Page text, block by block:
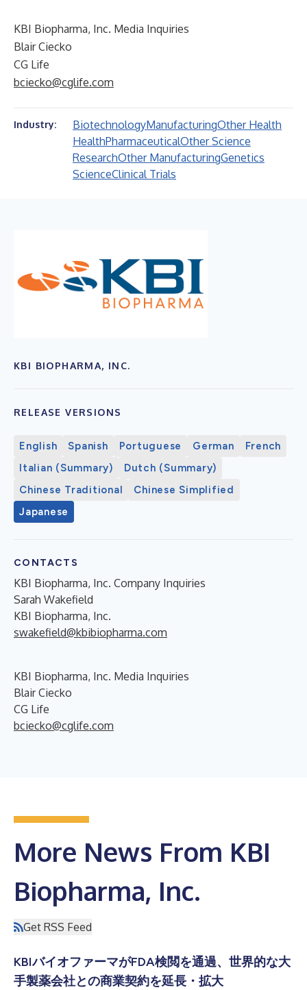
KBI Biopharma, Inc. Media Inquiries
Blair Ciecko
CG Life
bciecko@cglife.com
Industry: BiotechnologyManufacturingOther Health
HealthPharmaceuticalOther Science
ResearchOther ManufacturingGenetics
ScienceClinical Trials
KBI BIOPHARMA, INC.
RELEASE VERSIONS
English Spanish Portuguese German
French
Italian (Summary)
Dutch (Summary)
Chinese Traditional
Chinese Simplified
Japanese
CONTACTS
KBI Biopharma, Inc. Company Inquiries
Sarah Wakefield
KBI Biopharma, Inc.
swakefield@kbibiopharma.com
KBI Biopharma, Inc. Media Inquiries
Blair Ciecko
CG Life
bciecko@cglife.com
More News From KBI
Biopharma, Inc.
Get RSS Feed
KBIバイオファーマがFDA検閲を通過、世界的な大
手製薬会社との商業契約を延長・拡大